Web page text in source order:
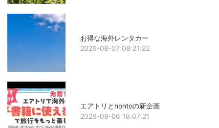
お得な海外レンタカー
2026-08-07 08:21:22
エアトリとhontoの新企画
2026-08-06 18:07:21